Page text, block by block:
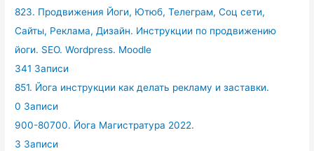
823. Продвижения Йоги, Ютюб, Телеграм, Соц сети,
Сайты, Реклама, Дизайн. Инструкции по продвижению
йоги. SEO. Wordpress. Moodle
341 Записи
851. Йога инструкции как делать рекламу и заставки.
0 Записи
900-80700. Йога Магистратура 2022.
3 Записи